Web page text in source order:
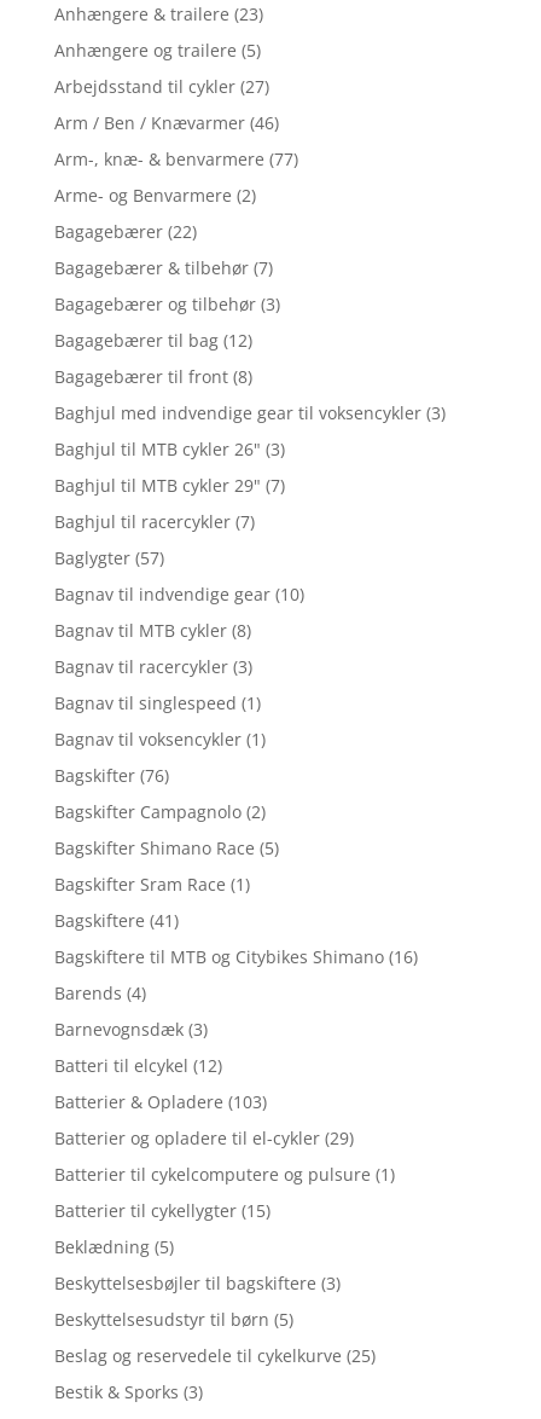
Anhængere & trailere (23)
Anhængere og trailere (5)
Arbejdsstand til cykler (27)
Arm / Ben / Knævarmer (46)
Arm-, knæ- & benvarmere (77)
Arme- og Benvarmere (2)
Bagagebærer (22)
Bagagebærer & tilbehør (7)
Bagagebærer og tilbehør (3)
Bagagebærer til bag (12)
Bagagebærer til front (8)
Baghjul med indvendige gear til voksencykler (3)
Baghjul til MTB cykler 26" (3)
Baghjul til MTB cykler 29" (7)
Baghjul til racercykler (7)
Baglygter (57)
Bagnav til indvendige gear (10)
Bagnav til MTB cykler (8)
Bagnav til racercykler (3)
Bagnav til singlespeed (1)
Bagnav til voksencykler (1)
Bagskifter (76)
Bagskifter Campagnolo (2)
Bagskifter Shimano Race (5)
Bagskifter Sram Race (1)
Bagskiftere (41)
Bagskiftere til MTB og Citybikes Shimano (16)
Barends (4)
Barnevognsdæk (3)
Batteri til elcykel (12)
Batterier & Opladere (103)
Batterier og opladere til el-cykler (29)
Batterier til cykelcomputere og pulsure (1)
Batterier til cykellygter (15)
Beklædning (5)
Beskyttelsesbøjler til bagskiftere (3)
Beskyttelsesudstyr til børn (5)
Beslag og reservedele til cykelkurve (25)
Bestik & Sporks (3)